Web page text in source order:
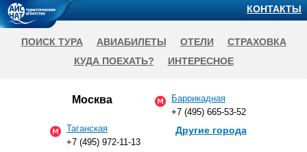
Москва
Баррикадная
+7 (495) 665-53-52
Таганская
+7 (495) 972-11-13
Другие города
КОНТАКТЫ
ПОИСК ТУРА АВИАБИЛЕТЫ ОТЕЛИ
СТРАХОВКА
КУДА ПОЕХАТЬ?
ИНТЕРЕСНОЕ